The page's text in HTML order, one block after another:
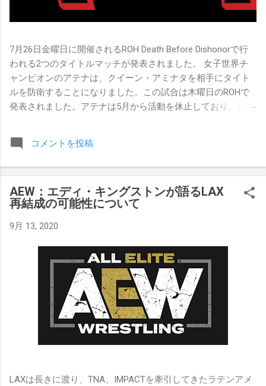
7月26日金曜日に開催されるROH Death Before Dishonorで行
われる2つのタイトルマッチが発表されました。 女子世界チ
ャンピオンのアテナは、クイーン・アミナタを相手にタイト
ルを防衛することになりました。この試合は木曜日のROHで
発表されました。アテナは5月から活動を休止しており、リン
女子世界チャンピオンは5月の最後の試合で怪我の恐怖に苦し
みましたが、それはストーリーの中で誇張されています。 ア
でタイトルを防衛します。PPVでレッド・ベルベッドを相手
にROH Women's TV 王座の防衛戦を行います。 木曜日の放送
では、リー・モリアーティーがROH Pure Championship
Proving Groundの試合でウィーラー・ユータとタイムリミット
入れましたが、まだPPVでは公式に発表されていません。
Wrestling Observer
コメントを投稿
AEW：エディ・キングストンが語るLAX
再結成の可能性について
9月 13, 2020
LAXは長きに渡り、TNA、IMPACTを牽引してきたラテンアメ